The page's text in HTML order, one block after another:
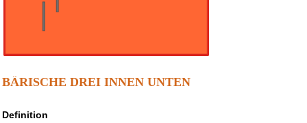
BÄRISCHE DREI INNEN UNTEN
Definition